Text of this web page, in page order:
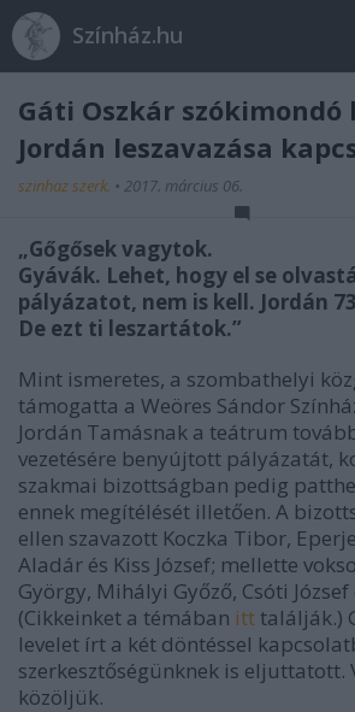
Színház.hu
Gáti Oszkár
Jordán leszavazása
szinhaz szerk. • 2017. március 06.
„Gőgősek vagytok.
Gyávák. Lehet, hogy el se
pályázatot, nem is kell. Jordán
De ezt ti leszartátok.”
Mint ismeretes, a szombathelyi
támogatta a Weöres Sándor
Jordán Tamásnak a teátrum
vezetésére benyújtott pályázatát,
szakmai bizottságban pedig
ennek megítélését illetően. A
ellen szavazott Koczka Tibor,
Aladár és Kiss József; mellette
György, Mihályi Győző, Csóti
(Cikkeinket a témában itt találják.)
levelet írt a két döntéssel
szerkesztőségünknek is eljuttatott.
közöljük.